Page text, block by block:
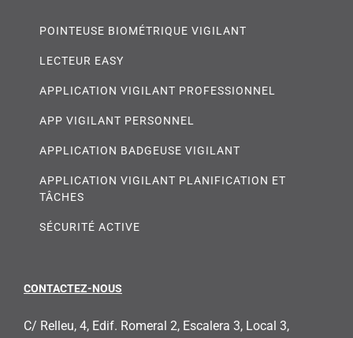
POINTEUSE BIOMÉTRIQUE VIGILANT
LECTEUR EASY
APPLICATION VIGILANT PROFESSIONNEL
APP VIGILANT PERSONNEL
APPLICATION BADGEUSE VIGILANT
APPLICATION VIGILANT PLANIFICATION ET
TÂCHES
SÉCURITÉ ACTIVE
CONTACTEZ-NOUS
C/ Relleu, 4, Edif. Romeral 2, Escalera 3, Local 3,